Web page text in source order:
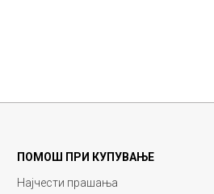
ПОМОШ ПРИ КУПУВАЊЕ
Најчести прашања